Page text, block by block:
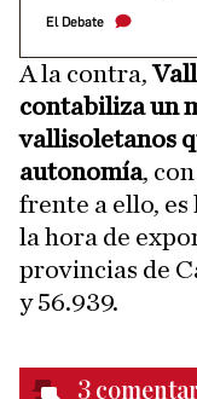
El Debate
A la contra,
contabiliza un
vallisoletanos
autonomía,
frente a ello,
la hora de
provincias de
y 56.939.
3